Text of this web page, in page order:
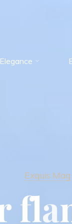
Elegance
Exquis Mag
fla